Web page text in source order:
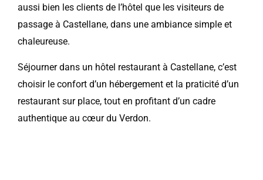
aussi bien les clients de l’hôtel que les visiteurs de
passage à Castellane, dans une ambiance simple et
chaleureuse.
Séjourner dans un hôtel restaurant à Castellane, c’est
choisir le confort d’un hébergement et la praticité d’un
restaurant sur place, tout en profitant d’un cadre
authentique au cœur du Verdon.